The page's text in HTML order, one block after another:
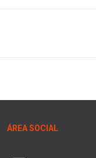
ÁREA SOCIAL